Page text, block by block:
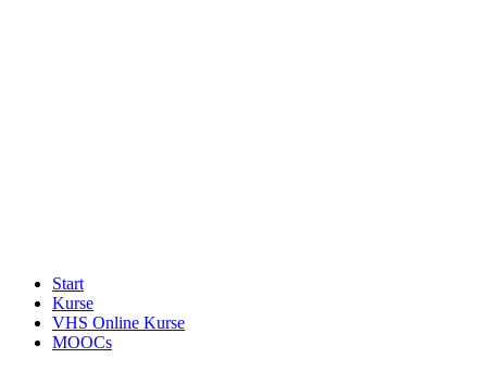
Start
Kurse
VHS Online Kurse
MOOCs